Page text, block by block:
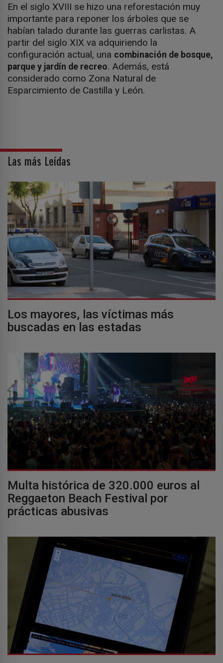
En el siglo XVIII se hizo una reforestación muy
importante para reponer los árboles que se
habían talado durante las guerras carlistas. A
partir del siglo XIX va adquiriendo la
configuración actual, una combinación de bosque,
parque y jardín de recreo. Además, está
considerado como Zona Natural de
Esparcimiento de Castilla y León.
Las más Leídas
Los mayores, las víctimas más
buscadas en las estadas
Multa histórica de 320.000 euros al
Reggaeton Beach Festival por
prácticas abusivas